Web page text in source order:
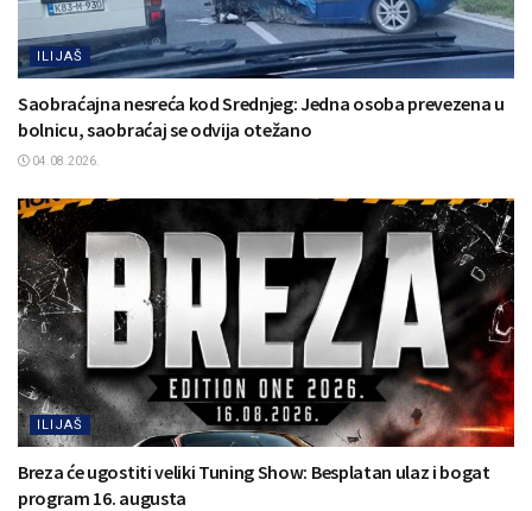
ILIJAŠ
Saobraćajna nesreća kod Srednjeg: Jedna osoba prevezena u
bolnicu, saobraćaj se odvija otežano
04.08.2026.
ILIJAŠ
Breza će ugostiti veliki Tuning Show: Besplatan ulaz i bogat
program 16. augusta